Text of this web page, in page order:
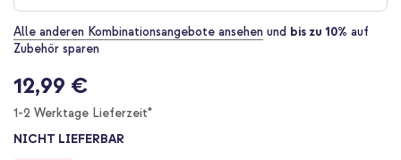
Alle anderen Kombinationsangebote ansehen und bis zu 10% auf
Zubehör sparen
12,99 €
1-2 Werktage Lieferzeit*
NICHT LIEFERBAR